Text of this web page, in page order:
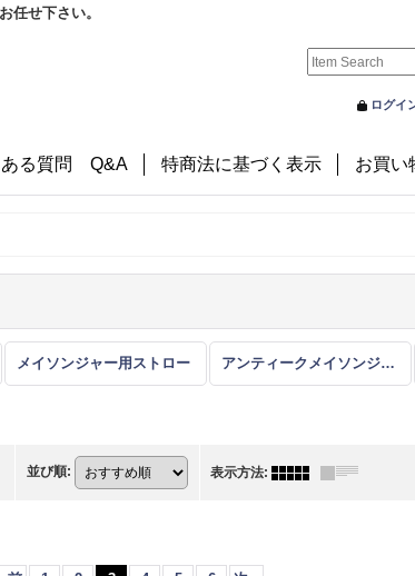
任せ下さい。
ログイ
ある質問 Q&A 特商法に基づく表示 お買い
メイソンジャー用ストロー アンティークメイソンジャー
並び順: 表示方法: